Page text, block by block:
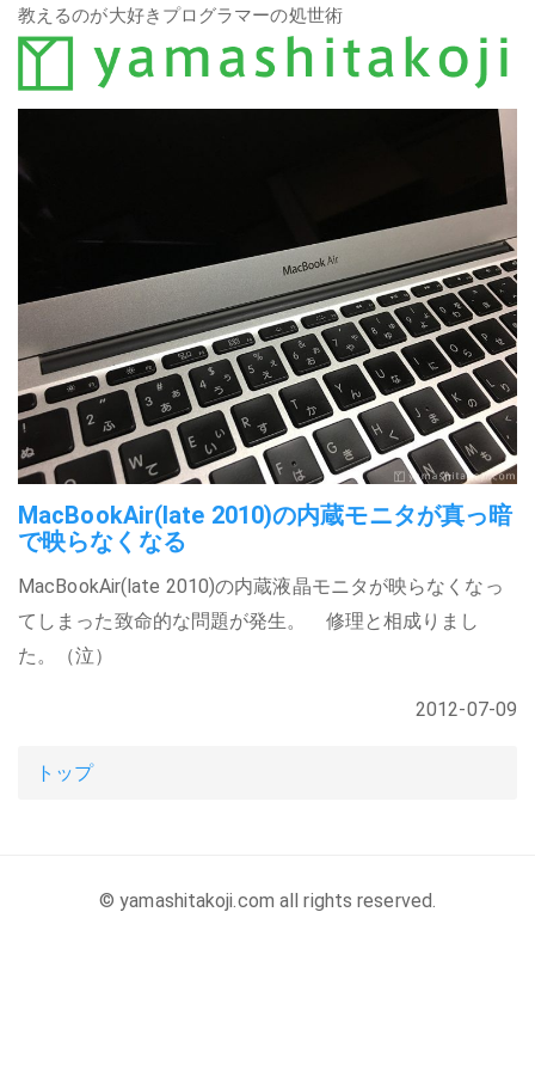
教えるのが大好きプログラマーの処世術
MacBookAir(late 2010)の内蔵モニタが真っ暗
で映らなくなる
MacBookAir(late 2010)の内蔵液晶モニタが映らなくなっ
てしまった致命的な問題が発生。 修理と相成りまし
た。（泣）
2012-07-09
トップ
© yamashitakoji.com all rights reserved.